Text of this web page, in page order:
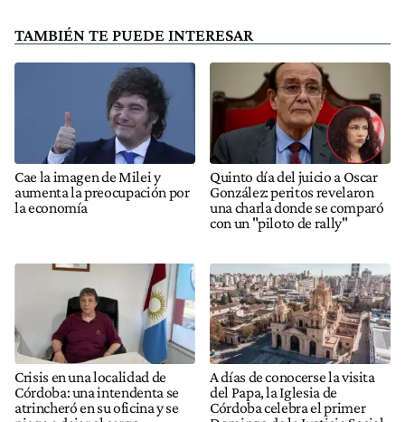
TAMBIÉN TE PUEDE INTERESAR
Cae la imagen de Milei y
aumenta la preocupación por
la economía
Quinto día del juicio a Oscar
González: peritos revelaron
una charla donde se comparó
con un "piloto de rally"
Crisis en una localidad de
Córdoba: una intendenta se
atrincheró en su oficina y se
A días de conocerse la visita
del Papa, la Iglesia de
Córdoba celebra el primer